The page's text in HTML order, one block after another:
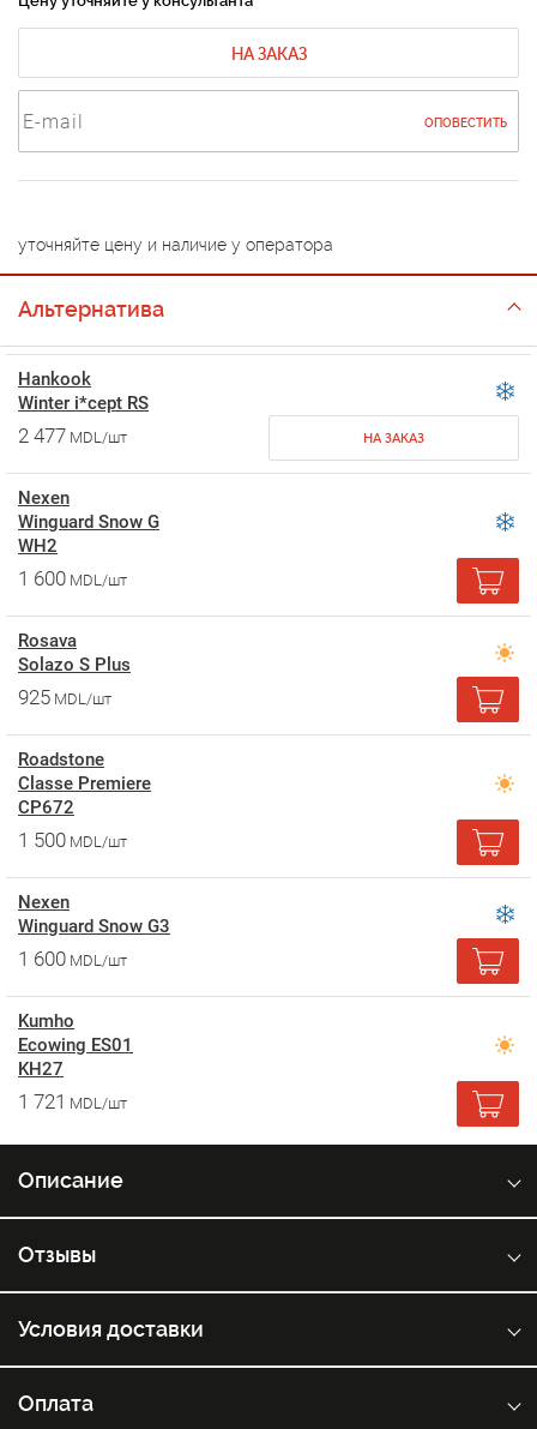
НА ЗАКАЗ
ОПОВЕСТИТЬ
уточняйте цену и наличие у оператора
Альтернатива
Hankook
Winter i*cept RS
2 477 MDL/шт НА ЗАКАЗ
Nexen
Winguard Snow G
WH2
1 600 MDL/шт
Rosava
Solazo S Plus
925 MDL/шт
Roadstone
Classe Premiere
CP672
1 500 MDL/шт
Nexen
Winguard Snow G3
1 600 MDL/шт
Kumho
Ecowing ES01
KH27
1 721 MDL/шт
Описание
Отзывы
Условия доставки
Оплата